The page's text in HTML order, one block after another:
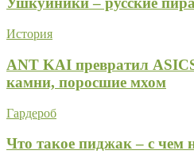
История
ANT KAI превратил
камни, поросшие мхом
Гардероб
Что такое пиджак – с чем